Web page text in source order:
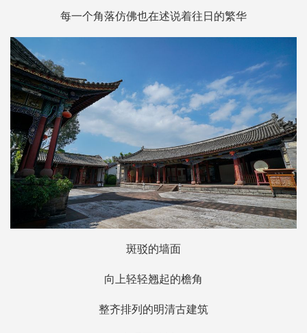
每一个角落仿佛也在述说着往日的繁华
斑驳的墙面
向上轻轻翘起的檐角
整齐排列的明清古建筑